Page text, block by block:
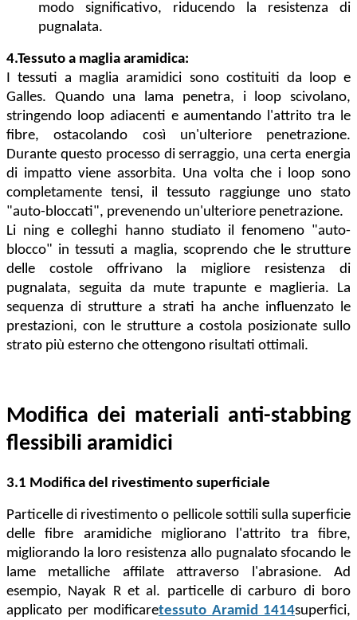
modo significativo, riducendo la resistenza di
pugnalata.
4.Tessuto a maglia aramidica:
I tessuti a maglia aramidici sono costituiti da loop e
Galles. Quando una lama penetra, i loop scivolano,
stringendo loop adiacenti e aumentando l'attrito tra le
fibre, ostacolando così un'ulteriore penetrazione.
Durante questo processo di serraggio, una certa energia
di impatto viene assorbita. Una volta che i loop sono
completamente tensi, il tessuto raggiunge uno stato
"auto-bloccati", prevenendo un'ulteriore penetrazione.
Li ning e colleghi hanno studiato il fenomeno "auto-
blocco" in tessuti a maglia, scoprendo che le strutture
delle costole offrivano la migliore resistenza di
pugnalata, seguita da mute trapunte e maglieria. La
sequenza di strutture a strati ha anche influenzato le
prestazioni, con le strutture a costola posizionate sullo
strato più esterno che ottengono risultati ottimali.
Modifica dei materiali anti-stabbing
flessibili aramidici
3.1 Modifica del rivestimento superficiale
Particelle di rivestimento o pellicole sottili sulla superficie
delle fibre aramidiche migliorano l'attrito tra fibre,
migliorando la loro resistenza allo pugnalato sfocando le
lame metalliche affilate attraverso l'abrasione. Ad
esempio, Nayak R et al. particelle di carburo di boro
applicato per modificaretessuto Aramid 1414superfici,